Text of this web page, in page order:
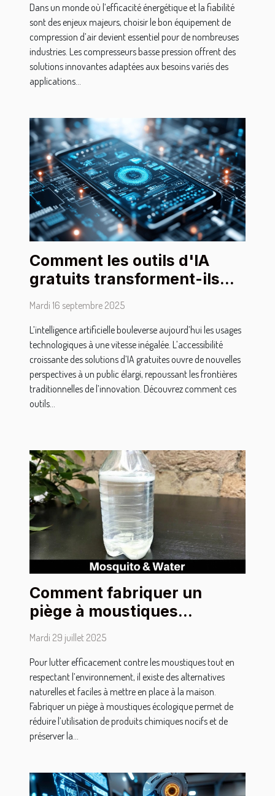
Dans un monde où l’efficacité énergétique et la fiabilité
sont des enjeux majeurs, choisir le bon équipement de
compression d’air devient essentiel pour de nombreuses
industries. Les compresseurs basse pression offrent des
solutions innovantes adaptées aux besoins variés des
applications...
Comment les outils d'IA
gratuits transforment-ils
l'accès à la technologie ?
Mardi 16 septembre 2025
L’intelligence artificielle bouleverse aujourd’hui les usages
technologiques à une vitesse inégalée. L’accessibilité
croissante des solutions d’IA gratuites ouvre de nouvelles
perspectives à un public élargi, repoussant les frontières
traditionnelles de l’innovation. Découvrez comment ces
outils...
Comment fabriquer un
piège à moustiques
écologique chez soi ?
Mardi 29 juillet 2025
Pour lutter efficacement contre les moustiques tout en
respectant l’environnement, il existe des alternatives
naturelles et faciles à mettre en place à la maison.
Fabriquer un piège à moustiques écologique permet de
réduire l’utilisation de produits chimiques nocifs et de
préserver la...